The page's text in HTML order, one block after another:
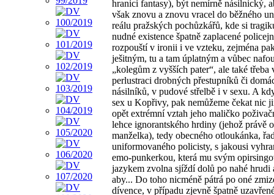
hranici fantasy), být nemírně násilnický,
však znovu a znovu vracel do běžného
reálu pražských pochůzkářů, kde si
nudné existence špatně zaplacené
rozpouští v ironii i ve vzteku, zejména
ješitným, tu a tam úplatným a vůbec
„kolegům z vyšších pater“, ale také třeba
perlustraci drobných přestupníků či
násilníků, v pudové střelbě i v sexu. A
sex u Kopřivy, pak nemůžeme čekat nic
opět extrémní vztah jeho maličko
lehce ignorantského hrdiny (jehož právě
manželka), tedy obecného otloukánka,
uniformovaného policisty, s jakousi
emo-punkerkou, která mu svým
jazykem zvolna sjíždí dolů po nahé hrudi
aby... Do toho nicméně pátrá po oné
dívence, v případu zjevně špatně